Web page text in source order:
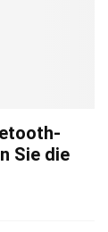
Sie die